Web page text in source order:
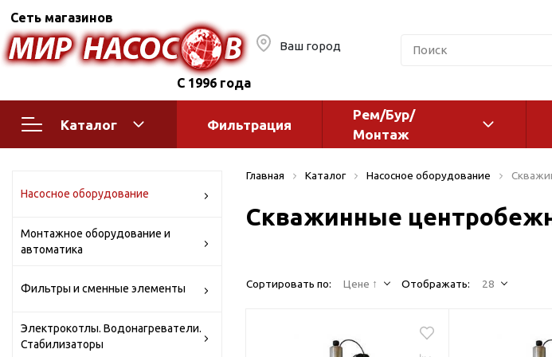
Сеть магазинов
С 1996 года
Ваш город
Каталог
Поверхностные насосы
Горизонтальные
многоступенчатые
многоступенчатые
моноблочные
Полив
водоснабжения
Оголовки и адаптеры
Фильтрация
Рем/Бур/
Монтаж
Насосное оборудование
Монтажное оборудование и
автоматика
Фильтры и сменные элементы
Электрокотлы. Водонагреватели.
Стабилизаторы
Главная Каталог Насосное оборудование
Скважинные
Сортировать по: Цене ↑ Отображать: 28